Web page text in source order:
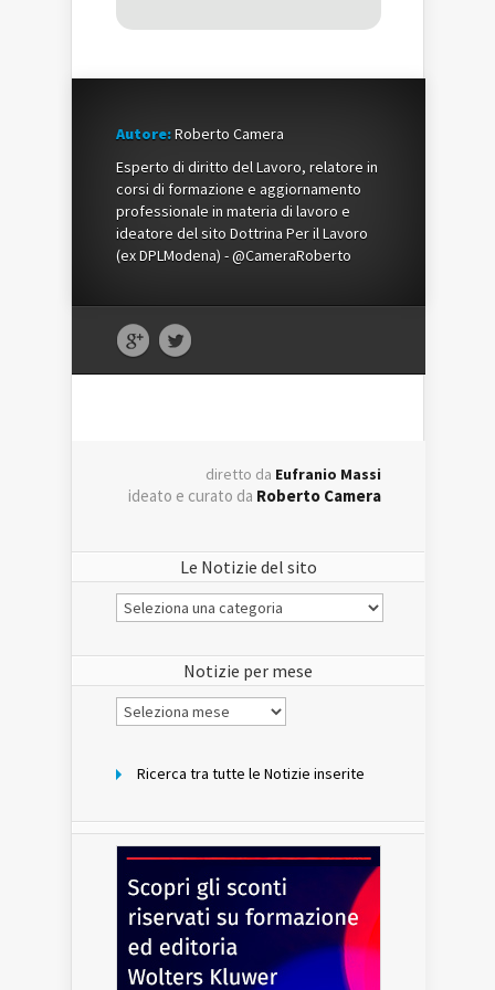
Autore:Roberto Camera
Esperto di diritto del Lavoro, relatore in
corsi di formazione e aggiornamento
professionale in materia di lavoro e
ideatore del sito Dottrina Per il Lavoro
(ex DPLModena) - @CameraRoberto
diretto da Eufranio Massi
ideato e curato da Roberto Camera
Le Notizie del sito
Le
Notizie
Notizie per mese
Notizie
per
Ricerca tra tutte le Notizie inserite